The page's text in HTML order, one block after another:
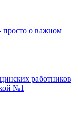
просто о важном
работников
№1